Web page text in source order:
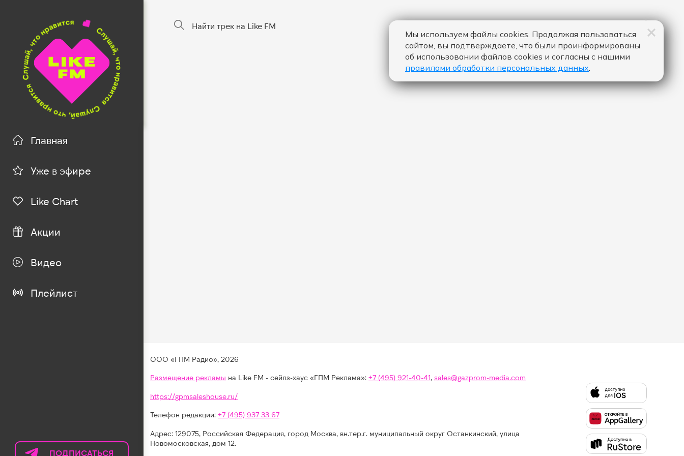
Главная
Уже в эфире
Like Chart
Акции
Видео
Плейлист
ПОДПИСАТЬСЯ
трек
Калипсо
ООО «ГПМ Радио», 2026
Размещение рекламы на Like FM - сейлз-хаус «ГПМ Реклама»:+7 (495) 921-40-41,sales@gazprom-media.com
https://gpmsaleshouse.ru/
Телефон редакции:+7 (495) 937 33 67
Адрес: 129075, Российская Федерация, город Москва, вн.тер.г. муниципальный округ Останкинский, улица
Новомосковская, дом 12.
Мы используем файлы cookies. Продолжая пользоваться
сайтом, вы подтверждаете, что были проинформированы
об использовании файлов cookies и согласны с нашими
правилами обработки персональных данных.